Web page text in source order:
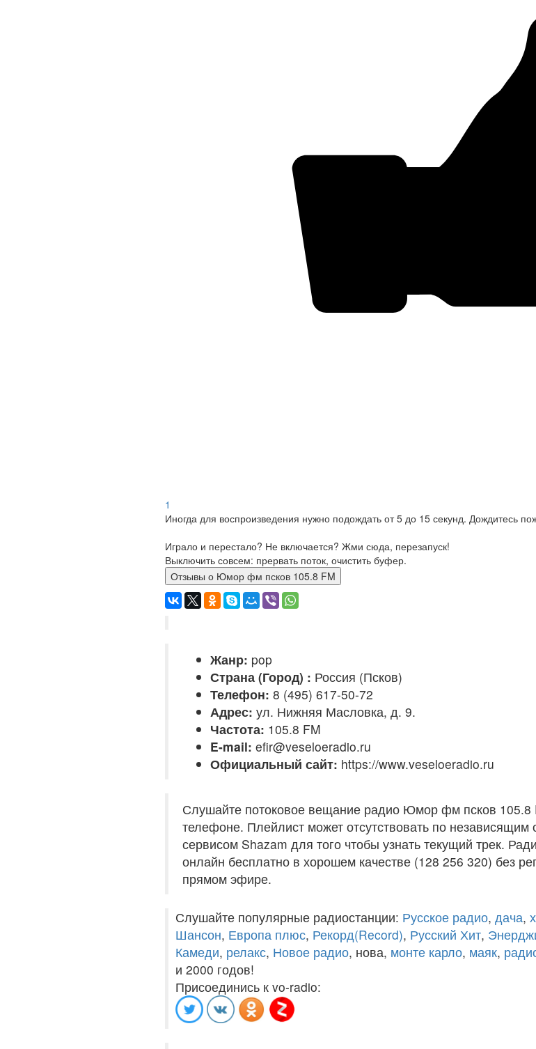
1
Иногда для воспроизведения нужно подождать от 5 до 15 секунд. Дождитесь
Играло и перестало? Не включается? Жми сюда, перезапуск!
Выключить совсем: прервать поток, очистить буфер.
Отзывы о Юмор фм псков 105.8 FM
Жанр: pop
Страна (Город) : Россия (Псков)
Телефон: 8 (495) 617-50-72
Адрес: ул. Нижняя Масловка, д. 9.
Частота: 105.8 FM
E-mail: efir@veseloeradio.ru
Официальный сайт: https://www.veseloeradio.ru
Слушайте потоковое вещание радио Юмор фм псков 105.8
телефоне. Плейлист может отсутствовать по независящим
сервисом Shazam для того чтобы узнать текущий трек.
онлайн бесплатно в хорошем качестве (128 256 320) без
прямом эфире.
Слушайте популярные радиостанции: Русское радио, дача,
Шансон, Европа плюс, Рекорд(Record), Русский Хит,
Камеди, релакс, Новое радио, нова, монте карло, маяк,
и 2000 годов!
Присоединись к vo-radio: